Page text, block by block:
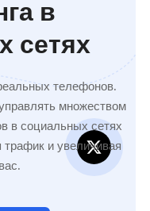
в
сетях
телефонов.
множеством
в социальных сетях
трафик и увеличивая